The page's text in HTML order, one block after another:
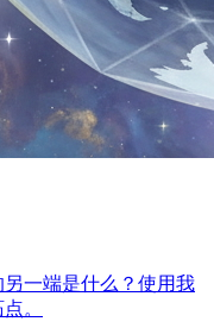
一端是什么？使用我
。